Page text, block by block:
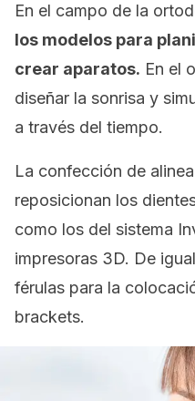
En el campo de la
los modelos para
crear aparatos. En el
diseñar la sonrisa y
a través del tiempo.
La confección de
reposicionan los
como los del sistema
impresoras 3D. De
férulas para la
brackets.